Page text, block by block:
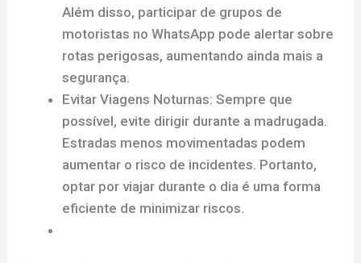
Além disso, participar de grupos de
motoristas no WhatsApp pode alertar sobre
rotas perigosas, aumentando ainda mais a
segurança.
Evitar Viagens Noturnas: Sempre que
possível, evite dirigir durante a madrugada.
Estradas menos movimentadas podem
aumentar o risco de incidentes. Portanto,
optar por viajar durante o dia é uma forma
eficiente de minimizar riscos.